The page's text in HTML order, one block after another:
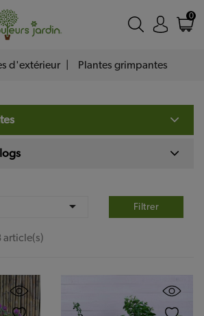
0
d'extérieur Plantes grimpantes
 Filtrer
article(s)